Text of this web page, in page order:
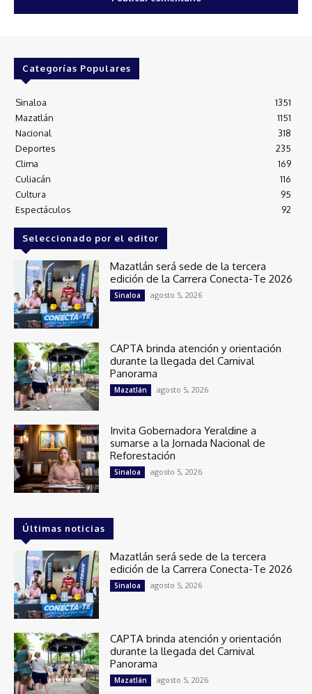
Categorías Populares
Sinaloa
1351
Mazatlán
1151
Nacional
318
Deportes
235
Clima
169
Culiacán
116
Cultura
95
Espectáculos
92
Seleccionado por el editor
Mazatlán será sede de la tercera
edición de la Carrera Conecta-Te 2026
Sinaloa agosto 5, 2026
CAPTA brinda atención y orientación
durante la llegada del Carnival
Panorama
Mazatlán agosto 5, 2026
Invita Gobernadora Yeraldine a
sumarse a la Jornada Nacional de
Reforestación
Sinaloa agosto 5, 2026
Últimas noticias
Mazatlán será sede de la tercera
edición de la Carrera Conecta-Te 2026
Sinaloa agosto 5, 2026
CAPTA brinda atención y orientación
durante la llegada del Carnival
Panorama
Mazatlán agosto 5, 2026